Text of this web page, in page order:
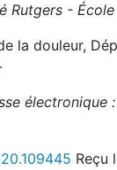
Rutgers -
la douleur,
électronique :
Reçu